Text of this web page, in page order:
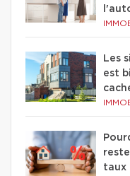
Les
est
taux